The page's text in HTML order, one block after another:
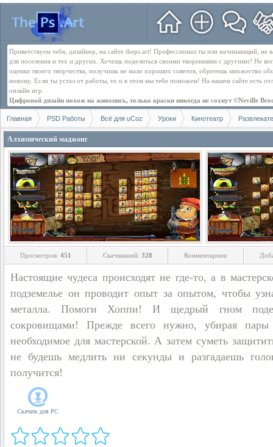
Приветствуем тебя, дизайнер, на сайте theps.art! Профессионал ты или начинающий,
для поселения и тех и других. Хочешь поделиться своими творениями с другими? Не
оценки твоего творчества, получишь не мало хороших советов, обретешь множество
новому. Если ты устал от работы, то и в этом мы тебе поможем! На нашем сайте есть
онлайн игр.
Цифровой дизайн похож на живопись, только краски никогда не сохнут ©Neville
Главная PSD Работы Всё для uCoz Уроки Кинотеатр
Алхимический маджонг
Просмотров: 451 Скачиваний: 328 Комментариев:
Настоящие чудеса происходят не где-то, а в
подземелье он проводит опыт за опытом, чтобы
металла. Помоги Хоппи! И щедрый гном
сокровищами! Прежде всего нужно, убирая
необходимое для мастерской. А затем суметь
не будешь медлить ни секунды и разгадаешь
получится!
Скачать для PC